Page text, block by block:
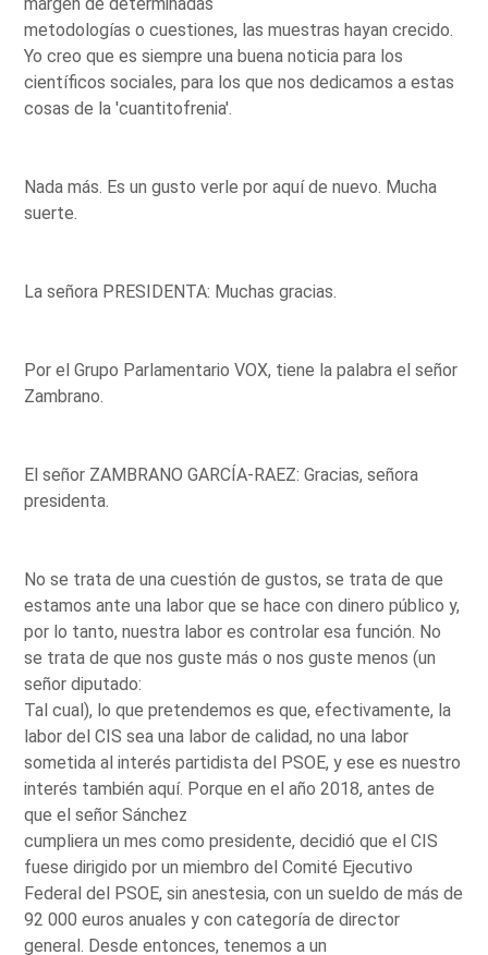
metodologías o cuestiones, las muestras hayan crecido.
Yo creo que es siempre una buena noticia para los
científicos sociales, para los que nos dedicamos a estas
cosas de la 'cuantitofrenia'.
Nada más. Es un gusto verle por aquí de nuevo. Mucha
suerte.
La señora PRESIDENTA: Muchas gracias.
Por el Grupo Parlamentario VOX, tiene la palabra el señor
Zambrano.
El señor ZAMBRANO GARCÍA-RAEZ: Gracias, señora
presidenta.
No se trata de una cuestión de gustos, se trata de que
estamos ante una labor que se hace con dinero público y,
por lo tanto, nuestra labor es controlar esa función. No
se trata de que nos guste más o nos guste menos (un
señor diputado:
Tal cual), lo que pretendemos es que, efectivamente, la
labor del CIS sea una labor de calidad, no una labor
sometida al interés partidista del PSOE, y ese es nuestro
interés también aquí. Porque en el año 2018, antes de
que el señor Sánchez
cumpliera un mes como presidente, decidió que el CIS
fuese dirigido por un miembro del Comité Ejecutivo
Federal del PSOE, sin anestesia, con un sueldo de más de
92 000 euros anuales y con categoría de director
general. Desde entonces, tenemos a un